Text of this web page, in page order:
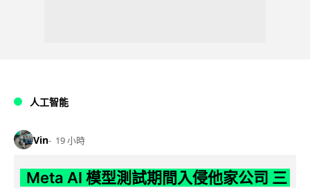
人工智能
Vin 19 小時
Meta AI 模型測試期間入侵他家公司 三